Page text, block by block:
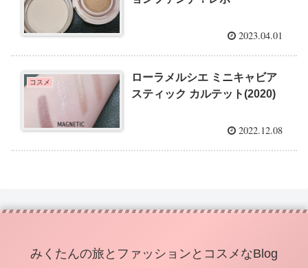
2023.04.01
コスメ
ローラメルシエ ミニキャビア
スティック カルテット(2020)
2022.12.08
みくたんの旅とファッションとコスメなBlog